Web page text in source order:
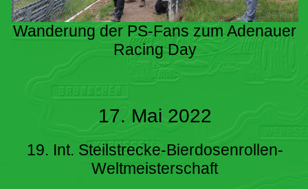
Wanderung der PS-Fans zum Adenauer
Racing Day
17. Mai 2022
19. Int. Steilstrecke-Bierdosenrollen-
Weltmeisterschaft